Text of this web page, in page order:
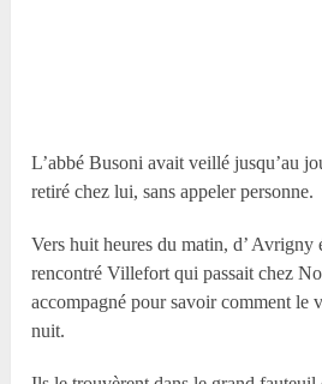
L’abbé Busoni avait veillé jusqu’au
retiré chez lui, sans appeler personne.
Vers huit heures du matin, d’ Avrigny
rencontré Villefort qui passait chez
accompagné pour savoir comment le
nuit.